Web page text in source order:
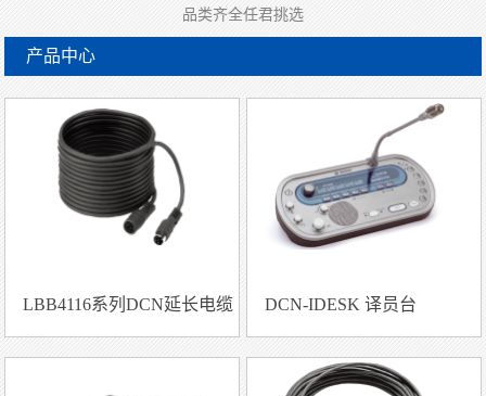
品类齐全任君挑选
产品中心
LBB4116系列DCN延长电缆 DCN-IDESK 译员台